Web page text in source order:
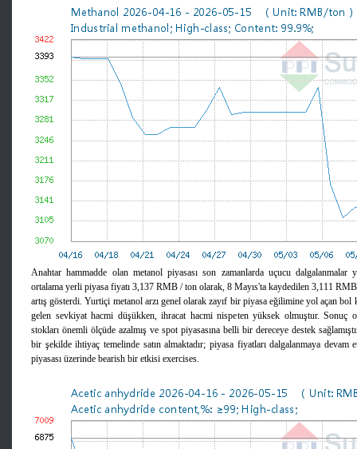
Anahtar hammadde olan metanol piyasası son zamanlarda uçucu dalgalanmalar
ortalama yerli piyasa fiyatı 3,137 RMB / ton olarak, 8 Mayıs'ta kaydedilen 3,111
artış gösterdi. Yurtiçi metanol arzı genel olarak zayıf bir piyasa eğilimine yol açan bol
gelen sevkiyat hacmi düşükken, ihracat hacmi nispeten yüksek olmuştur. Sonuç
stokları önemli ölçüde azalmış ve spot piyasasına belli bir dereceye destek
bir şekilde ihtiyaç temelinde satın almaktadır; piyasa fiyatları dalgalanmaya devam
piyasası üzerinde bearish bir etkisi exercises.